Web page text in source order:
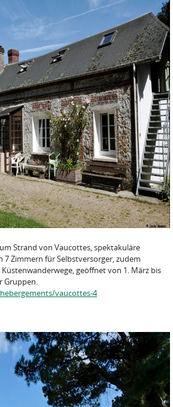
Strand von Vaucottes, spektakuläre
7 Zimmern für Selbstversorger, zudem
geöffnet von 1. März bis
Gruppen.
vaucottes-4